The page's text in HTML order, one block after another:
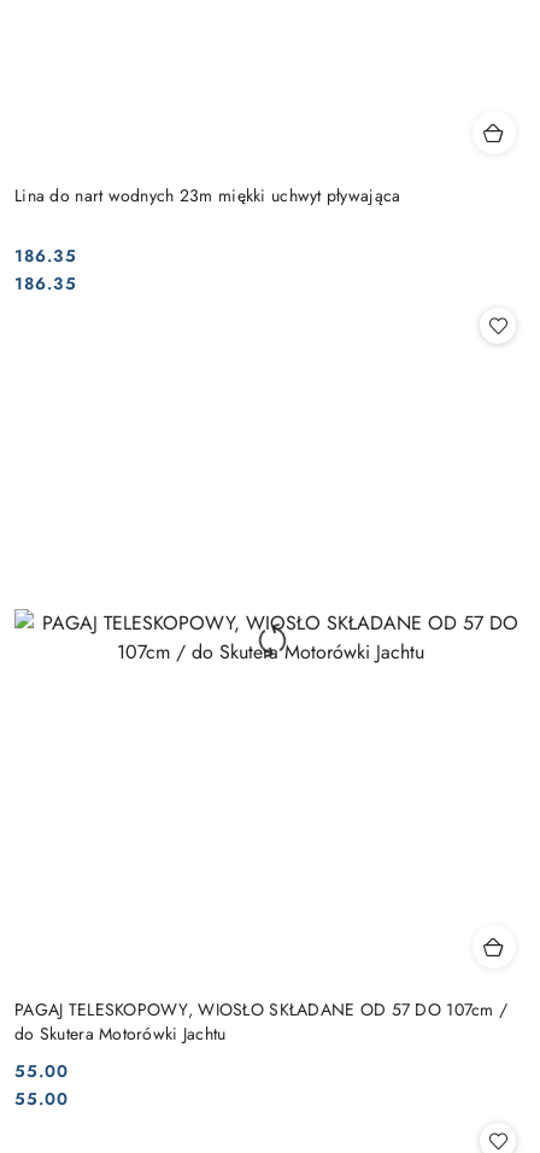
Lina do nart wodnych 23m miękki uchwyt pływająca
Cena:
186.35
Cena:
186.35
PAGAJ TELESKOPOWY, WIOSŁO SKŁADANE OD 57 DO 107cm /
do Skutera Motorówki Jachtu
Cena:
55.00
Cena:
55.00